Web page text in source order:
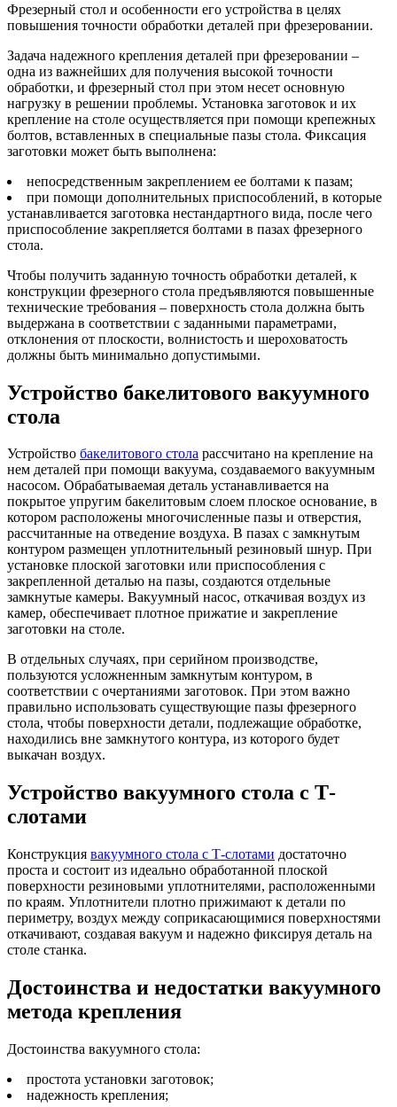
Фрезерный стол и особенности его устройства в целях
повышения точности обработки деталей при фрезеровании.
Задача надежного крепления деталей при фрезеровании –
одна из важнейших для получения высокой точности
обработки, и фрезерный стол при этом несет основную
нагрузку в решении проблемы. Установка заготовок и их
крепление на столе осуществляется при помощи крепежных
болтов, вставленных в специальные пазы стола. Фиксация
заготовки может быть выполнена:
непосредственным закреплением ее болтами к пазам;
при помощи дополнительных приспособлений, в которые
устанавливается заготовка нестандартного вида, после чего
приспособление закрепляется болтами в пазах фрезерного
стола.
Чтобы получить заданную точность обработки деталей, к
конструкции фрезерного стола предъявляются повышенные
технические требования – поверхность стола должна быть
выдержана в соответствии с заданными параметрами,
отклонения от плоскости, волнистость и шероховатость
должны быть минимально допустимыми.
Устройство бакелитового вакуумного
стола
Устройство бакелитового стола рассчитано на крепление на
нем деталей при помощи вакуума, создаваемого вакуумным
насосом. Обрабатываемая деталь устанавливается на
покрытое упругим бакелитовым слоем плоское основание, в
котором расположены многочисленные пазы и отверстия,
рассчитанные на отведение воздуха. В пазах с замкнутым
контуром размещен уплотнительный резиновый шнур. При
установке плоской заготовки или приспособления с
закрепленной деталью на пазы, создаются отдельные
замкнутые камеры. Вакуумный насос, откачивая воздух из
камер, обеспечивает плотное прижатие и закрепление
заготовки на столе.
В отдельных случаях, при серийном производстве,
пользуются усложненным замкнутым контуром, в
соответствии с очертаниями заготовок. При этом важно
правильно использовать существующие пазы фрезерного
стола, чтобы поверхности детали, подлежащие обработке,
находились вне замкнутого контура, из которого будет
выкачан воздух.
Устройство вакуумного стола с Т-
слотами
Конструкция вакуумного стола с Т-слотами достаточно
проста и состоит из идеально обработанной плоской
поверхности резиновыми уплотнителями, расположенными
по краям. Уплотнители плотно прижимают к детали по
периметру, воздух между соприкасающимися поверхностями
откачивают, создавая вакуум и надежно фиксируя деталь на
столе станка.
Достоинства и недостатки вакуумного
метода крепления
Достоинства вакуумного стола:
простота установки заготовок;
надежность крепления;